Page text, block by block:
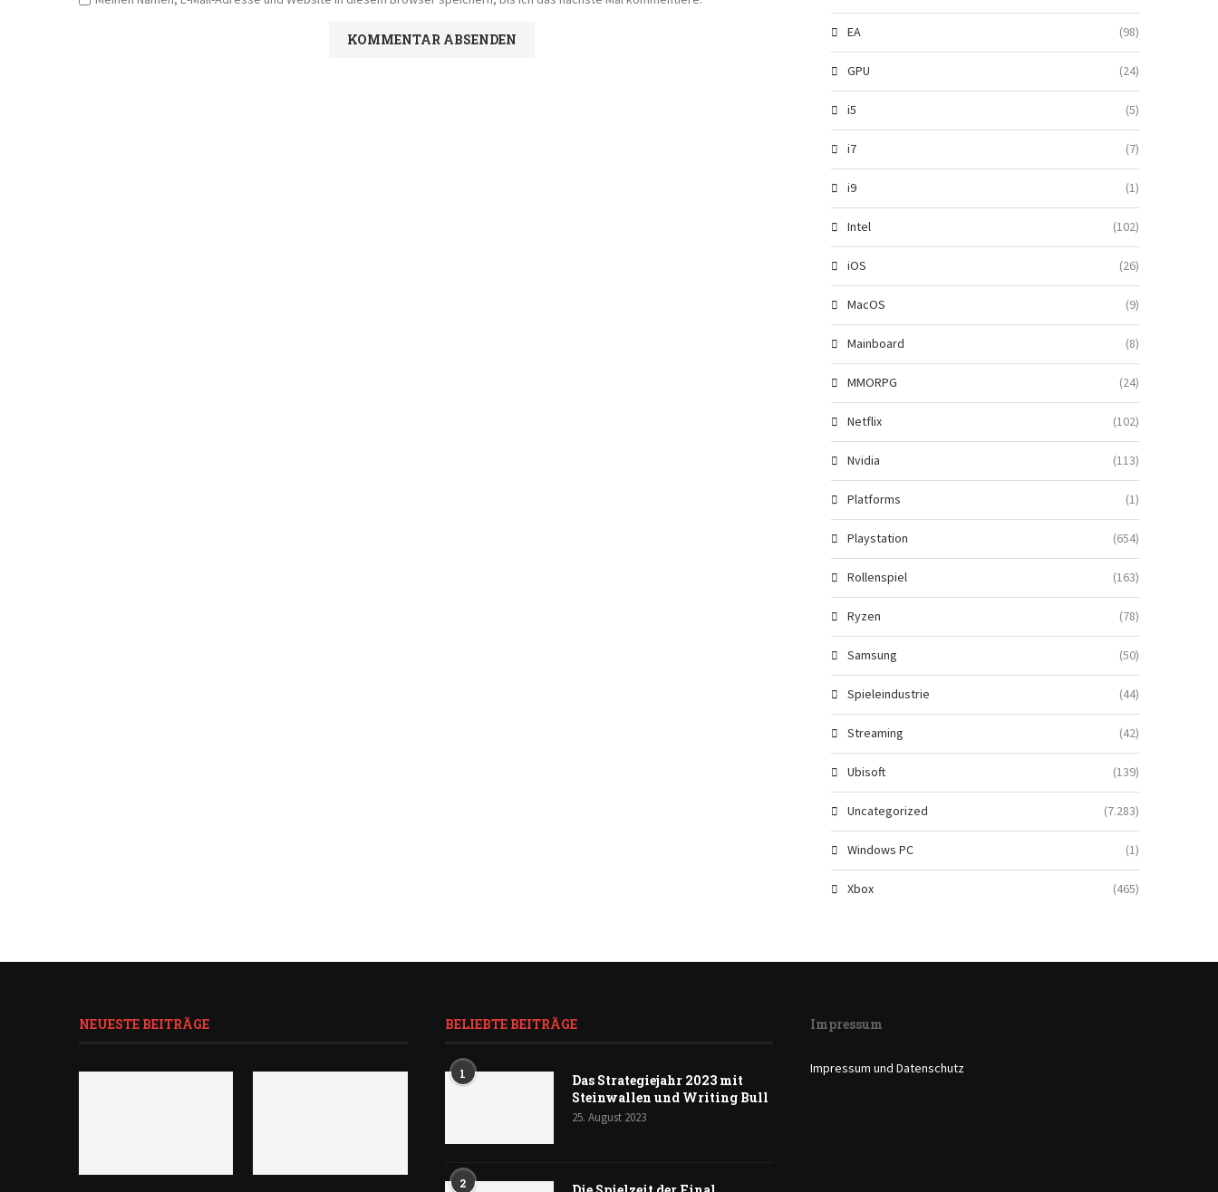
EA (98)
GPU (24)
i5 (5)
i7 (7)
i9 (1)
Intel (102)
iOS (26)
MacOS (9)
Mainboard (8)
MMORPG (24)
Netflix (102)
Nvidia (113)
Platforms (1)
Playstation (654)
Rollenspiel (163)
Ryzen (78)
Samsung (50)
Spieleindustrie (44)
Streaming (42)
Ubisoft (139)
Uncategorized (7.283)
Windows PC (1)
Xbox (465)
NEUESTE BEITRÄGE BELIEBTE BEITRÄGE
1
Das Strategiejahr 2023 mit
Steinwallen und Writing Bull
25. August 2023
2
Impressum
Impressum und Datenschutz